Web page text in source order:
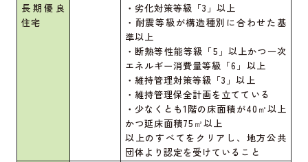
長期優良
住宅
・劣化対策等級「3」以上
・耐震等級が構造種別に合わせた基
準以上
・断熱等性能等級「5」以上かつ一次
エネルギー消費量等級「6」以上
・維持管理対策等級「3」以上
・維持管理保全計画を立てている
・少なくとも1階の床面積が40㎡以上
かつ延床面積75㎡以上
以上のすべてをクリアし、地方公共
団体より認定を受けていること